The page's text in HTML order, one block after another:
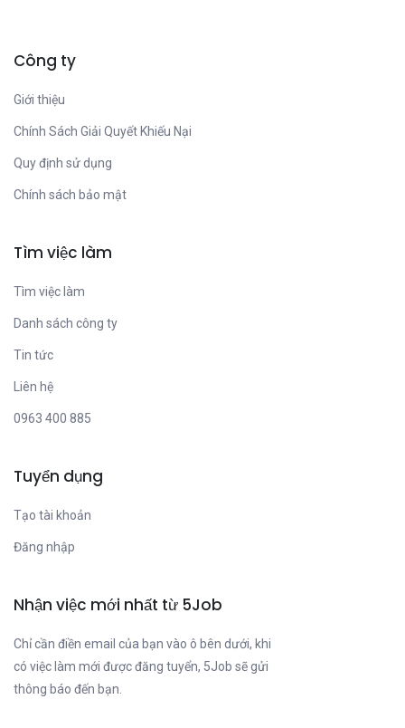
Công ty
Giới thiệu
Chính Sách Giải Quyết Khiếu Nại
Quy định sử dụng
Chính sách bảo mật
Tìm việc làm
Tìm việc làm
Danh sách công ty
Tin tức
Liên hệ
0963 400 885
Tuyển dụng
Tạo tài khoản
Đăng nhập
Nhận việc mới nhất từ 5Job
Chỉ cần điền email của bạn vào ô bên dưới, khi
có việc làm mới được đăng tuyển, 5Job sẽ gửi
thông báo đến bạn.